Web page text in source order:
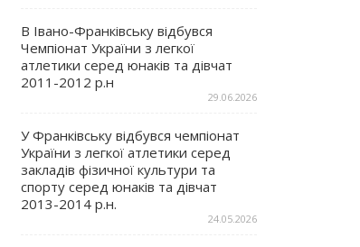
В Івано-Франківську відбувся
Чемпіонат України з легкої
атлетики серед юнаків та дівчат
2011-2012 р.н
29.06.2026
У Франківську відбувся чемпіонат
України з легкої атлетики серед
закладів фізичної культури та
спорту серед юнаків та дівчат
2013-2014 р.н.
24.05.2026